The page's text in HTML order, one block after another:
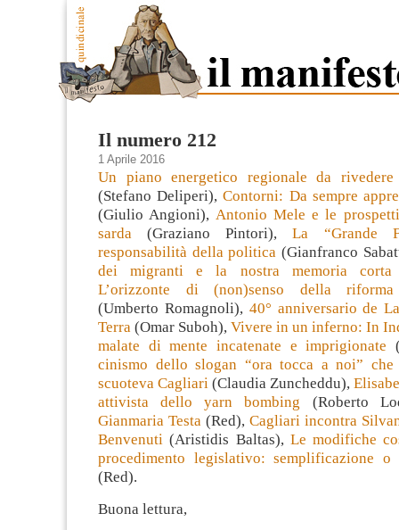
Il numero 212
1 Aprile 2016
Un piano energetico regionale da rivedere
(Stefano Deliperi),Contorni: Da sempre
(Giulio Angioni), Antonio Mele e le
sarda (Graziano Pintori),La “Grande
responsabilità della politica (Gianfranco
dei migranti e la nostra memoria corta
L’orizzonte di (non)senso della riforma
(Umberto Romagnoli), 40° anniversario de
Terra (Omar Suboh), Vivere in un inferno: In
malate di mente incatenate e imprigionate
cinismo dello slogan “ora tocca a noi”
scuoteva Cagliari (Claudia Zuncheddu),
attivista dello yarn bombing (Roberto
Gianmaria Testa (Red), Cagliari incontra
Benvenuti (Aristidis Baltas), Le modifiche
procedimento legislativo: semplificazione o
(Red).
Buona lettura,